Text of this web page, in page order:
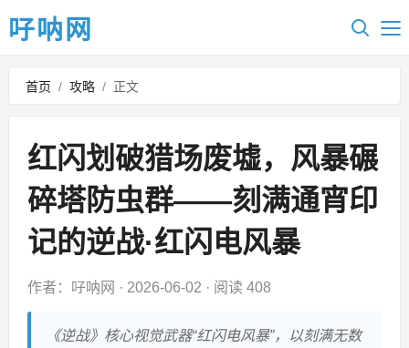
吇呐网
首页 / 攻略 / 正文
红闪划破猎场废墟，风暴碾
碎塔防虫群——刻满通宵印
记的逆战·红闪电风暴
作者：吇呐网 · 2026-06-02 · 阅读 408
《逆战》核心视觉武器“红闪电风暴”，以刻满无数